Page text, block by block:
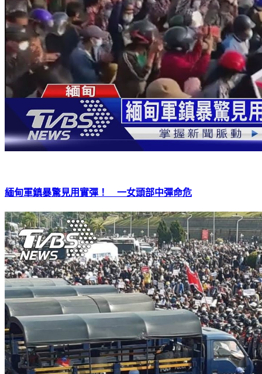
緬甸軍鎮暴驚見用實彈！ 一女頭部中彈命危